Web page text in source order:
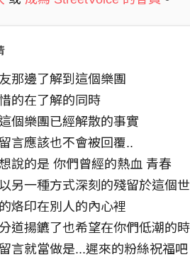
眼神
光源只是禍源
的世界 卻笑著
一種 顏色 將真實抹滅
眼神
光源只是禍源
的世界
門
那邊了解到這個樂團
的在了解的同時
個樂團已經解散的事實
言應該也不會被回覆..
說的是 你們曾經的熱血 青春
另一種方式深刻的殘留於這個
烙印在別人的內心裡
道揚鑣了也希望在你們低潮的
言就當做是...遲來的粉絲祝福